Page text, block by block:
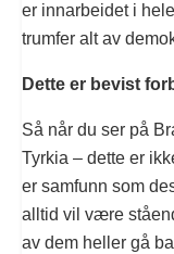
er innarbeidet i
trumfer alt av
Dette er bevist
Så når du ser på
Tyrkia – dette er
er samfunn som
alltid vil være
av dem heller gå